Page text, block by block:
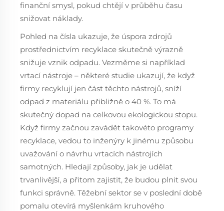
finanční smysl, pokud chtějí v průběhu času
snižovat náklady.
Pohled na čísla ukazuje, že úspora zdrojů
prostřednictvím recyklace skutečně výrazně
snižuje vznik odpadu. Vezměme si například
vrtací nástroje – některé studie ukazují, že když
firmy recyklují jen část těchto nástrojů, sníží
odpad z materiálu přibližně o 40 %. To má
skutečný dopad na celkovou ekologickou stopu.
Když firmy začnou zavádět takovéto programy
recyklace, vedou to inženýry k jinému způsobu
uvažování o návrhu vrtacích nástrojích
samotných. Hledají způsoby, jak je udělat
trvanlivější, a přitom zajistit, že budou plnit svou
funkci správně. Těžební sektor se v poslední době
pomalu otevírá myšlenkám kruhového